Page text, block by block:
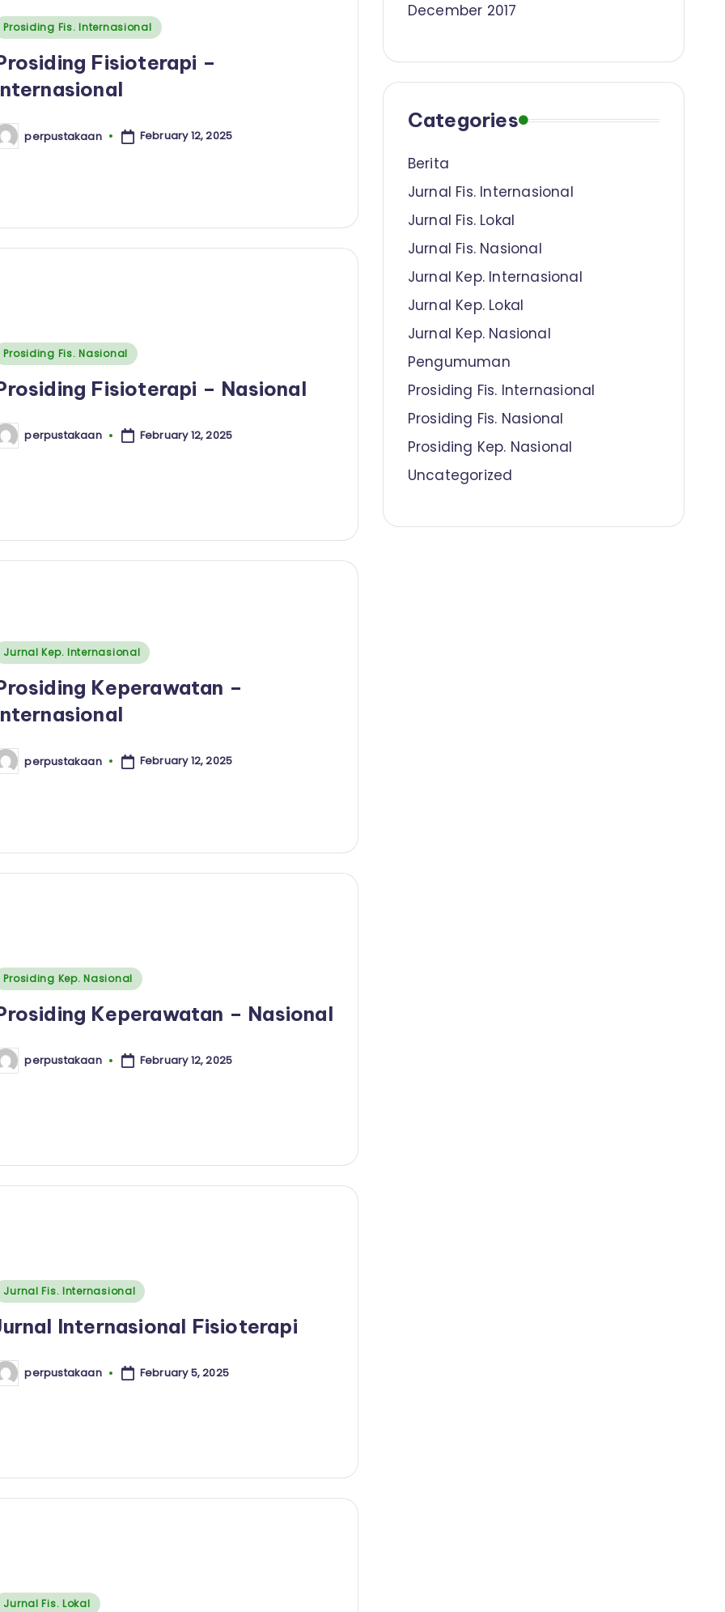
Prosiding Fis. Internasional
Fisioterapi –
perpustakaan February 12, 2025
Prosiding Fis. Nasional
Fisioterapi – Nasional
perpustakaan February 12, 2025
Jurnal Kep. Internasional
Keperawatan –
perpustakaan February 12, 2025
Prosiding Kep. Nasional
Keperawatan – Nasional
perpustakaan February 12, 2025
Jurnal Fis. Internasional
Internasional Fisioterapi
perpustakaan February 5, 2025
Jurnal Fis. Lokal
December 2017
Categories
Berita
Jurnal Fis. Internasional
Jurnal Fis. Lokal
Jurnal Fis. Nasional
Jurnal Kep. Internasional
Jurnal Kep. Lokal
Jurnal Kep. Nasional
Pengumuman
Prosiding Fis. Internasional
Prosiding Fis. Nasional
Prosiding Kep. Nasional
Uncategorized